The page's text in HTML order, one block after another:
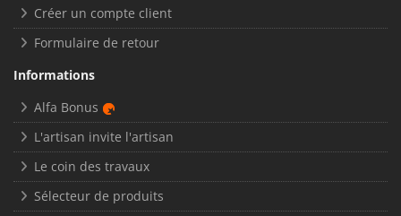
Créer un compte client
Formulaire de retour
Informations
Alfa Bonus
L'artisan invite l'artisan
Le coin des travaux
Sélecteur de produits